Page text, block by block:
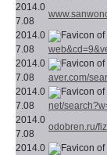
2014.0
7.08
2014.0
7.08
2014.0
7.08
aver.com/
2014.0
7.08
net/
2014.0
7.08
odobren.ru/
2014.0